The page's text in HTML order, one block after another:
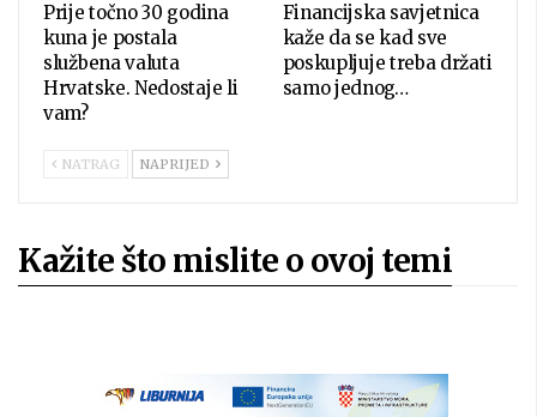
Prije točno 30 godina
kuna je postala
službena valuta
Hrvatske. Nedostaje li
vam?
Financijska savjetnica
kaže da se kad sve
poskupljuje treba držati
samo jednog…
NATRAG NAPRIJED
Kažite što mislite o ovoj temi